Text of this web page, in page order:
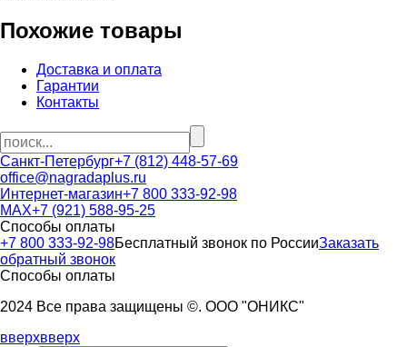
Похожие товары
Доставка и оплата
Гарантии
Контакты
Санкт-Петербург+7 (812) 448-57-69
office@nagradaplus.ru
Интернет-магазин+7 800 333-92-98
MAX+7 (921) 588-95-25
Способы оплаты
+7 800 333-92-98Бесплатный звонок по РоссииЗаказать
обратный звонок
Способы оплаты
2024 Все права защищены ©. ООО "ОНИКС"
вверхвверх